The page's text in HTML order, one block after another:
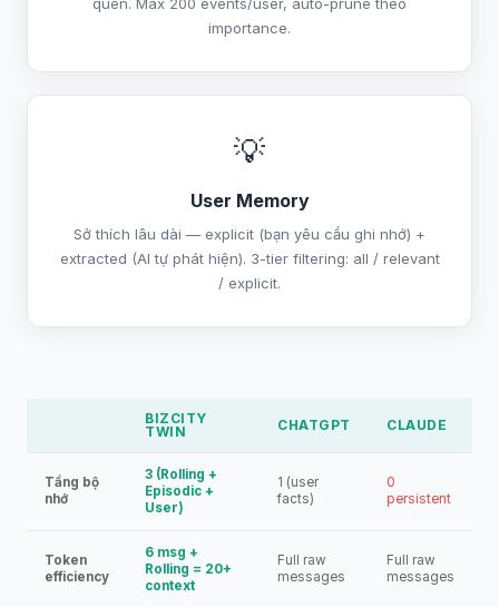
importance.
💡
User Memory
Sở thích lâu dài — explicit (bạn yêu cầu ghi nhớ) +
extracted (AI tự phát hiện). 3-tier filtering: all / relevant
/ explicit.
BIZCITY
TWIN
CHATGPT CLAUDE
Tầng bộ
nhớ
3 (Rolling +
Episodic +
User)
1 (user
facts)
0
persistent
Token
efficiency
6 msg +
Rolling = 20+
context
Full raw
messages
Full raw
messages